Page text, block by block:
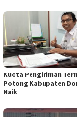
Kuota Pengiriman
Potong Kabupaten
Naik